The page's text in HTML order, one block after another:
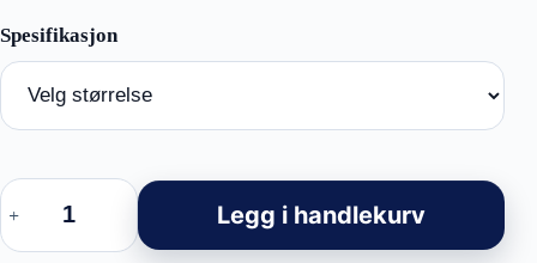
Haxer
Felger
–
Legg i handlekurv